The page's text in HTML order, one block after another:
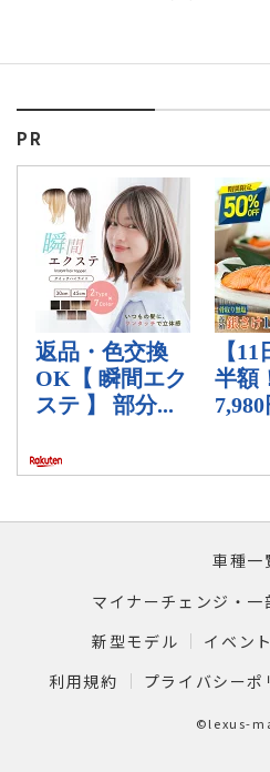
PR
車種一
マイナーチェンジ・
新型モデル
イベン
利用規約
プライバシーポ
©lexus-